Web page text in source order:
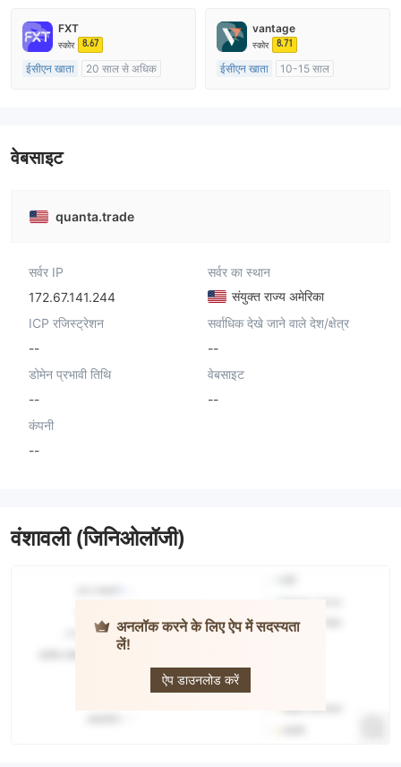
मार्केट मेकिंग (एमएम)
मुख्य-लेबल MT4
मार्केट मेकिंग (एमएम)
मुख्य-लेबल MT4
FXT
स्कोर 8.67
ईसीएन खाता
20 साल से अधिक
vantage
स्कोर 8.71
ईसीएन खाता
10-15 साल
वेबसाइट
quanta.trade
सर्वर IP
172.67.141.244
सर्वर का स्थान
संयुक्त राज्य अमेरिका
ICP रजिस्ट्रेशन
--
सर्वाधिक देखे जाने वाले देश/क्षेत्र
--
डोमेन प्रभावी तिथि
--
वेबसाइट
--
कंपनी
--
वंशावली (जिनिओलॉजी)
अनलॉक करने के लिए ऐप में सदस्यता
लें!
ऐप डाउनलोड करें